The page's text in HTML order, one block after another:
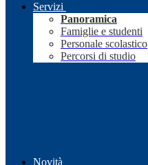
Servizi
Panoramica
Famiglie e studenti
Personale scolastico
Percorsi di studio
Novità